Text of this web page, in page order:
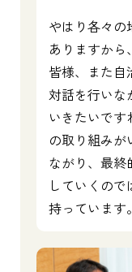
やはり各々の
ありますか
皆様、また自
対話を行いな
いきたいです
の取り組みが
ながり、最終
していくの
持っています。